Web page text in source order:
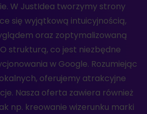
W JustIdea tworzymy strony
się wyjątkową intuicyjnością,
oraz zoptymalizowaną
strukturą, co jest niezbędne
w Google. Rozumiejąc
oferujemy atrakcyjne
Nasza oferta zawiera również
np. kreowanie wizerunku marki